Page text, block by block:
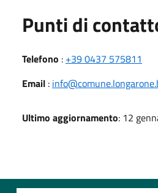
Punti di
Telefono : +39 0437 575811
Email :
Ultimo aggiornamento: 12